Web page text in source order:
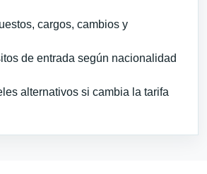
cargos, cambios y
de entrada según nacionalidad
alternativos si cambia la tarifa